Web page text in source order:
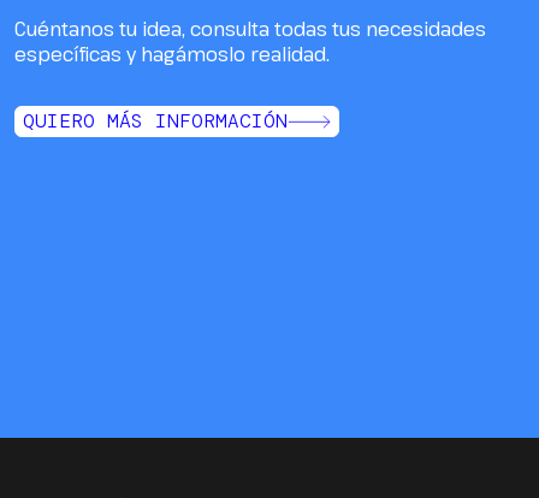
Cuéntanos tu idea, consulta todas tus necesidades
específicas y hagámoslo realidad.
QUIERO MÁS INFORMACIÓN